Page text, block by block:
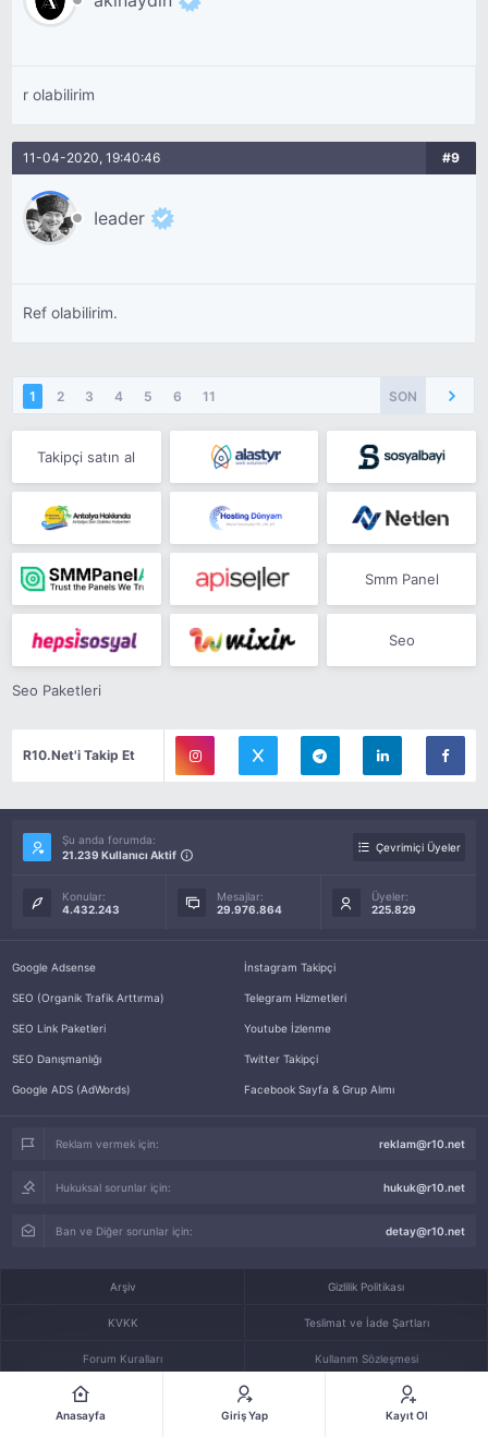
r olabilirim
11-04-2020, 19:40:46 #9
Ieader
Ref olabilirim.
1 2 3 4 5 6 11 SON
Takipçi satın al
Smm Panel
Seo
Seo Paketleri
R10.Net'i Takip Et
Şu anda forumda:
21.239 Kullanıcı Aktif
Çevrimiçi Üyeler
Konular:
4.432.243
Mesajlar:
29.976.864
Üyeler:
225.829
Google Adsense
SEO (Organik Trafik Arttırma)
SEO Link Paketleri
SEO Danışmanlığı
Google ADS (AdWords)
İnstagram Takipçi
Telegram Hizmetleri
Youtube İzlenme
Twitter Takipçi
Facebook Sayfa & Grup Alımı
Reklam vermek için: reklam@r10.net
Hukuksal sorunlar için: hukuk@r10.net
Ban ve Diğer sorunlar için: detay@r10.net
Arşiv Gizlilik Politikası
KVKK Teslimat ve İade Şartları
Forum Kuralları Kullanım Sözleşmesi
Anasayfa
Giriş Yap Kayıt Ol